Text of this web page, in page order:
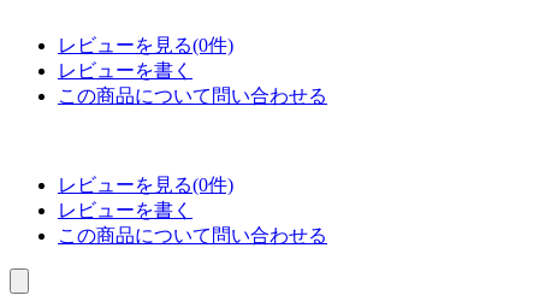
レビューを見る(0件)
レビューを書く
この商品について問い合わせる
レビューを見る(0件)
レビューを書く
この商品について問い合わせる